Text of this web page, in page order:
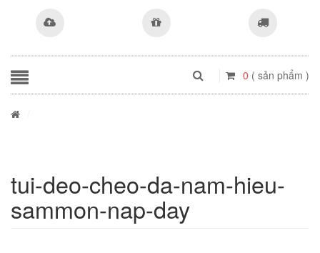
0 ( sản phẩm )
tui-deo-cheo-da-nam-hieu-
sammon-nap-day